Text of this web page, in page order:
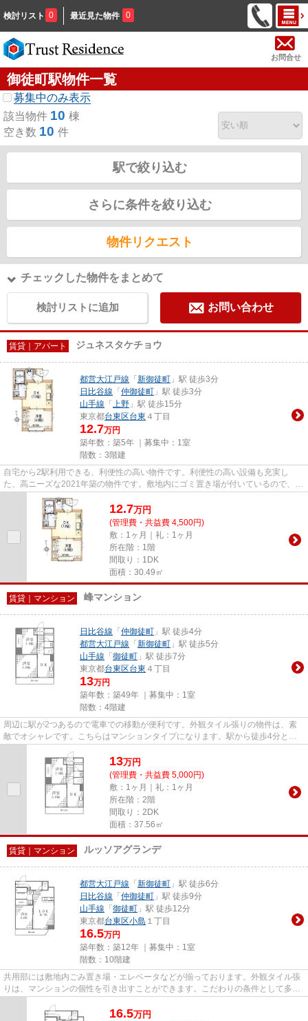
検討リスト 0 最近見た物件 0
お問合せ
御徒町駅物件一覧
募集中のみ表示
該当物件 10 棟
空き数 10 件
駅で絞り込む
さらに条件を絞り込む
物件リクエスト
チェックした物件をまとめて
検討リストに追加 お問い合わせ
賃貸｜アパート ジュネスタケチョウ
都営大江戸線 「 新御徒町 」駅 徒歩3分
日比谷線 「 仲御徒町 」駅 徒歩3分
山手線 「 上野 」駅 徒歩15分
東京都台東区台東 ４丁目
12.7万円
築年数：築5年 ｜募集中： 1室
階数：3階建
自宅から2駅利用できる、利便性の高い物件です。利便性の高い設備も充実し
た、高ニーズな2021年築の物件です。敷地内にゴミ置き場が付いているので、遠
くまで運ぶ必要がなくゴミ出しが...
12.7万円
(管理費・共益費 4,500円)
敷：1ヶ月｜礼：1ヶ月
所在階：1階
間取り：1DK
面積：30.49㎡
賃貸｜マンション 峰マンション
日比谷線 「 仲御徒町 」駅 徒歩4分
都営大江戸線 「 新御徒町 」駅 徒歩5分
山手線 「 御徒町 」駅 徒歩7分
東京都台東区台東 ４丁目
13万円
築年数：築49年 ｜募集中： 1室
階数：4階建
周辺に駅が2つあるので電車での移動が便利です。外観タイル張りの物件は、素
敵でオシャレです。こちらはマンションタイプになります。駅から徒歩4分とい
13万円
(管理費・共益費 5,000円)
敷：1ヶ月｜礼：1ヶ月
所在階：2階
間取り：2DK
面積：37.56㎡
賃貸｜マンション ルッソアグランデ
都営大江戸線 「 新御徒町 」駅 徒歩6分
日比谷線 「 仲御徒町 」駅 徒歩9分
山手線 「 御徒町 」駅 徒歩12分
東京都台東区小島 １丁目
16.5万円
築年数：築12年 ｜募集中： 1室
階数：10階建
共用部には敷地内ごみ置き場・エレベータなどが揃っております。外観タイル張
りは、マンションの個性を引き出すことができます。こだわりの条件として多
16.5万円